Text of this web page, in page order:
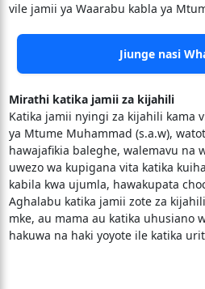
vile jamii ya Waarabu kabla ya
Jiunge nasi
Mirathi katika jamii za kijahili
Katika jamii nyingi za kijahili kama
ya Mtume Muhammad (s.a.w),
hawajafikia baleghe, walemavu na
uwezo wa kupigana vita katika
kabila kwa ujumla, hawakupata
Aghalabu katika jamii zote za
mke, au mama au katika uhusiano
hakuwa na haki yoyote ile katika